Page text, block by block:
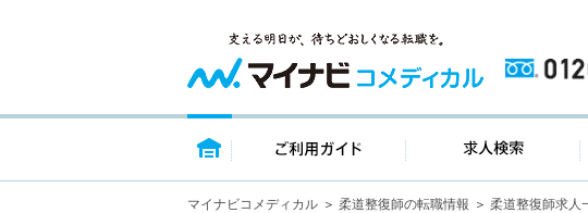
トップページ ご利用ガイド
マイナビコメディカル 柔道整復師の転職情報 柔道整復師求人